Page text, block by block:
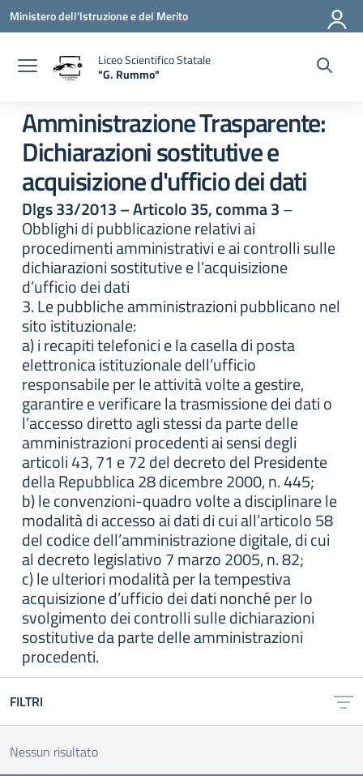
Vai ai contenuti
Vai al menu di navigazione
Vai al footer
Ministero dell'Istruzione e del Merito
Liceo Scientifico Statale
"G. Rummo"
Amministrazione Trasparente:
Dichiarazioni sostitutive e
acquisizione d'ufficio dei dati
Dlgs 33/2013 – Articolo 35, comma 3–
Obblighi di pubblicazione relativi ai
procedimenti amministrativi e ai controlli sulle
dichiarazioni sostitutive e l’acquisizione
d’ufficio dei dati
3. Le pubbliche amministrazioni pubblicano nel
sito istituzionale:
a) i recapiti telefonici e la casella di posta
elettronica istituzionale dell’ufficio
responsabile per le attività volte a gestire,
garantire e verificare la trasmissione dei dati o
l’accesso diretto agli stessi da parte delle
amministrazioni procedenti ai sensi degli
articoli 43, 71 e 72 del decreto del Presidente
della Repubblica 28 dicembre 2000, n. 445;
b) le convenzioni-quadro volte a disciplinare le
modalità di accesso ai dati di cui all’articolo 58
del codice dell’amministrazione digitale, di cui
al decreto legislativo 7 marzo 2005, n. 82;
c) le ulteriori modalità per la tempestiva
acquisizione d’ufficio dei dati nonché per lo
svolgimento dei controlli sulle dichiarazioni
sostitutive da parte delle amministrazioni
procedenti.
FILTRI
Nessun risultato